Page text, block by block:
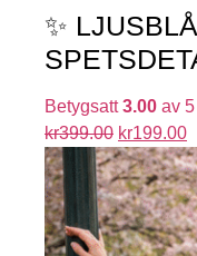
✨
Betygsatt3.00 av 5
kr399.00 kr199.00